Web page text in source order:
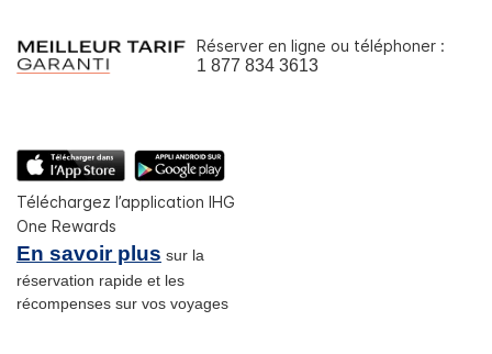
Réserver en ligne ou téléphoner :
1 877 834 3613
Téléchargez l’application IHG
One Rewards
En savoir plus sur la
réservation rapide et les
récompenses sur vos voyages